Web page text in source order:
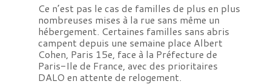
Ce n’est pas le cas de familles de plus en plus
nombreuses mises à la rue sans même un
hébergement. Certaines familles sans abris
campent depuis une semaine place Albert
Cohen, Paris 15e, face à la Préfecture de
Paris-Ile de France, avec des prioritaires
DALO en attente de relogement.